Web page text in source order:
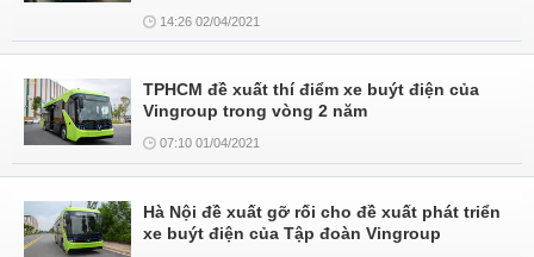
14:26 02/04/2021
TPHCM đề xuất thí điểm xe buýt điện của
Vingroup trong vòng 2 năm
07:10 01/04/2021
Hà Nội đề xuất gỡ rối cho đề xuất phát triển
xe buýt điện của Tập đoàn Vingroup